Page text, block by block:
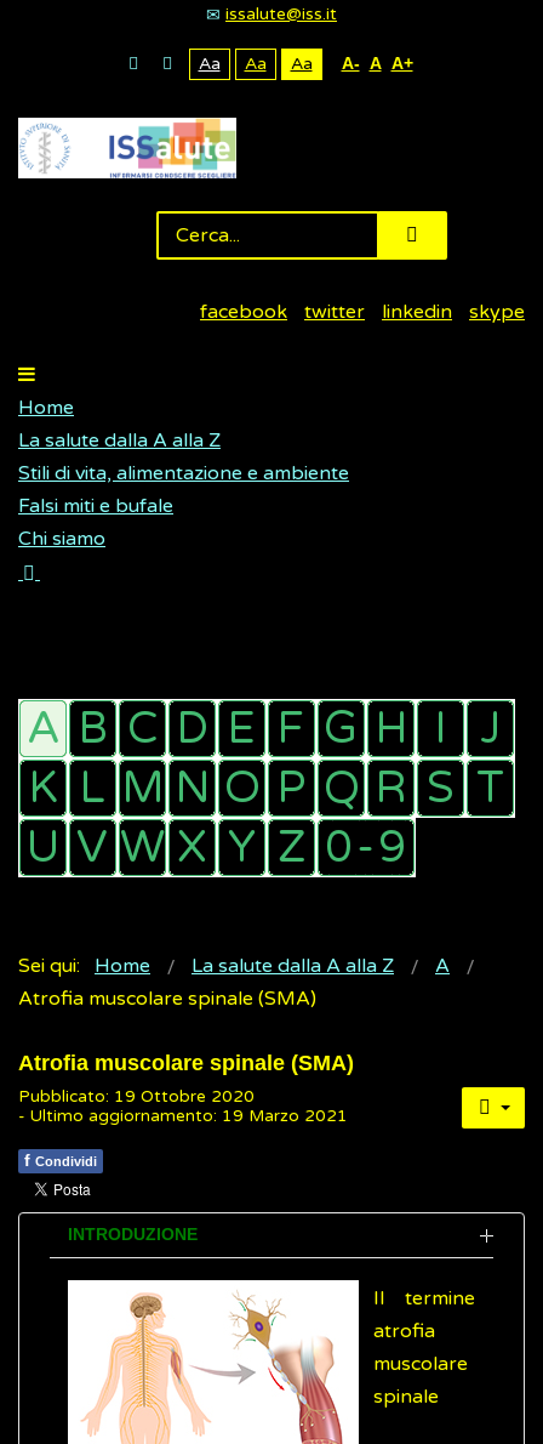
issalute@iss.it
Aa Aa Aa A- A A+
facebook twitter linkedin skype
Home
La salute dalla A alla Z
Stili di vita, alimentazione e ambiente
Falsi miti e bufale
Chi siamo
Sei qui: Home La salute dalla A alla Z
A
Atrofia muscolare spinale (SMA)
Atrofia muscolare spinale (SMA)
Pubblicato: 19 Ottobre 2020
- Ultimo aggiornamento: 19 Marzo 2021
f Condividi
INTRODUZIONE
Il termine
atrofia
muscolare
spinale